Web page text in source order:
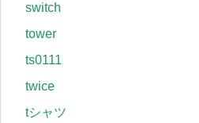
switch
tower
ts0111
twice
tシャツ